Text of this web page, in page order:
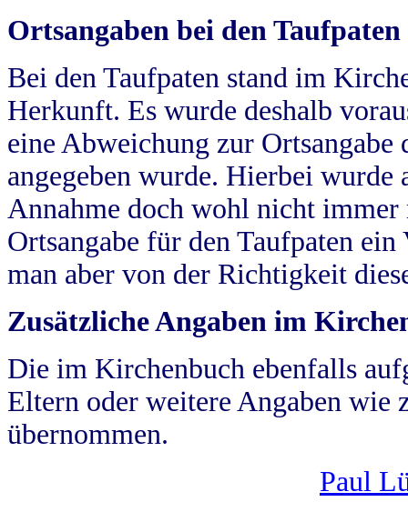
Ortsangaben bei den Taufpaten
Bei den Taufpaten stand im
Herkunft. Es wurde deshalb
eine Abweichung zur
angegeben wurde. Hierbei wurde
Annahme doch wohl nicht
Ortsangabe für den Taufpaten
man aber von der Richtigkeit
Zusätzliche Angaben im
Die im Kirchenbuch ebenfalls
Eltern oder weitere Angaben wie
übernommen.
Paul